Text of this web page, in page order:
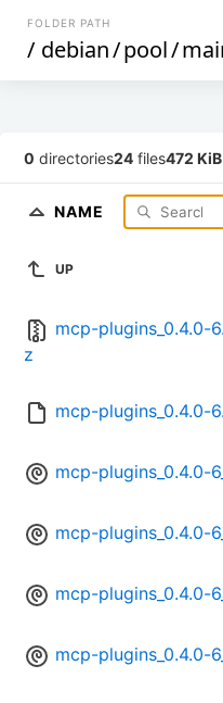
FOLDER PATH
/ debian/pool/
0 directories24 files472 KiB
NAME
UP
mcp-plugins_0.4.0-
z
mcp-plugins_0.4.0-
mcp-plugins_0.4.0-
mcp-plugins_0.4.0-
mcp-plugins_0.4.0-
mcp-plugins_0.4.0-